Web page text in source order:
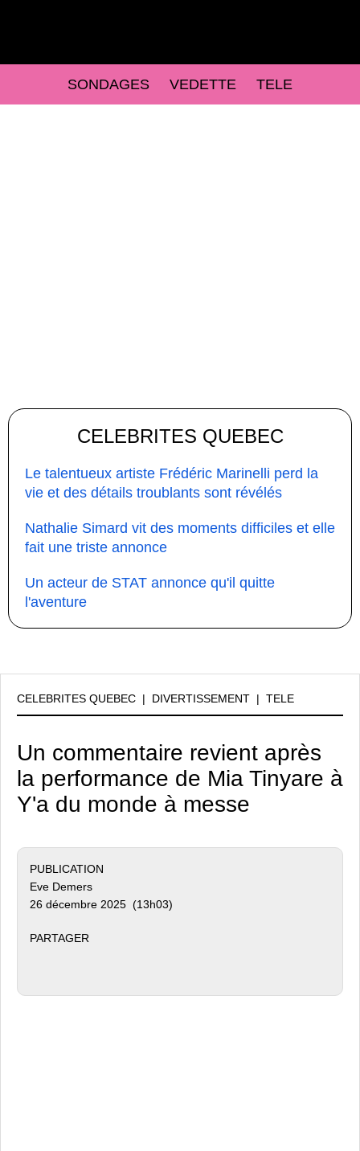
SONDAGES VEDETTE TELE
CELEBRITES QUEBEC
Le talentueux artiste Frédéric Marinelli perd la
vie et des détails troublants sont révélés
Nathalie Simard vit des moments difficiles et elle
fait une triste annonce
Un acteur de STAT annonce qu'il quitte
l'aventure
CELEBRITES QUEBEC | DIVERTISSEMENT | TELE
Un commentaire revient après
la performance de Mia Tinyare à
Y'a du monde à messe
PUBLICATION
Eve Demers
26 décembre 2025 (13h03)
PARTAGER